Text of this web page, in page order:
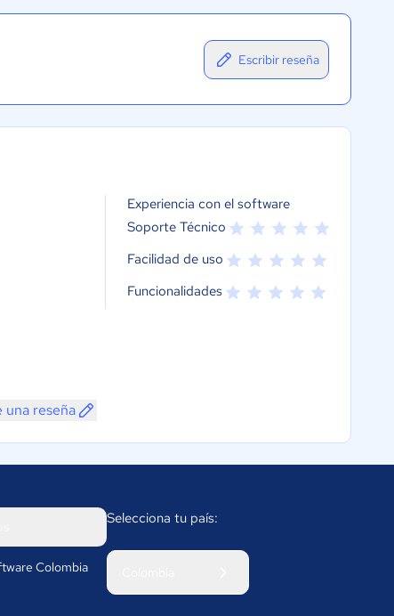
Escribir reseña
Experiencia con el software
Soporte Técnico
Facilidad de uso
Funcionalidades
una reseña
Colombia
Selecciona tu país: